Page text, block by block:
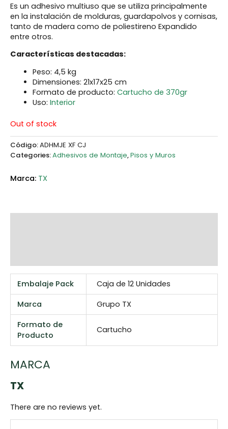
Es un adhesivo multiuso que se utiliza principalmente
en la instalación de molduras, guardapolvos y cornisas,
tanto de madera como de poliestireno Expandido
entre otros.
Características destacadas:
Peso: 4,5 kg
Dimensiones: 21x17x25 cm
Formato de producto: Cartucho de 370gr
Uso: Interior
Out of stock
Código:ADHMJE XF CJ
Categories:Adhesivos de Montaje,Pisos y Muros
TX
Embalaje Pack
Caja de 12 Unidades
Marca
Grupo TX
Formato de
Producto
Cartucho
MARCA
TX
There are no reviews yet.